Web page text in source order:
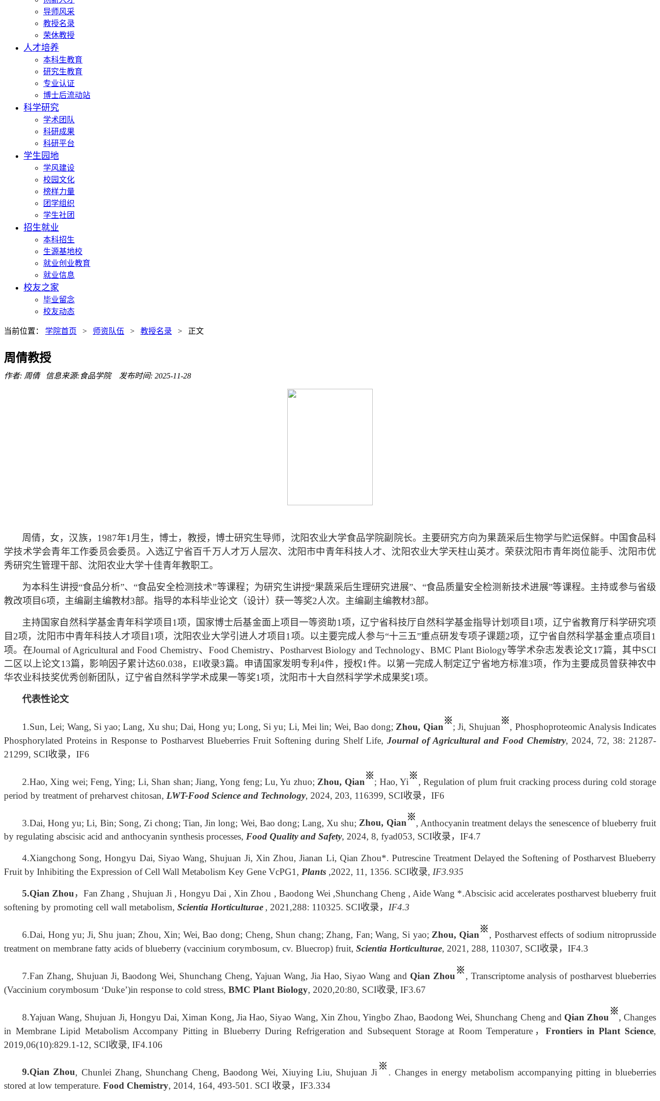
导师风采
教授名录
荣休教授
人才培养
本科生教育
研究生教育
专业认证
博士后流动站
科学研究
学术团队
科研成果
科研平台
学生园地
学风建设
校园文化
榜样力量
团学组织
学生社团
招生就业
本科招生
生源基地校
就业创业教育
就业信息
校友之家
毕业留念
校友动态
当前位置： 学院首页 > 师资队伍 > 教授名录 > 正文
周倩教授
作者: 周倩 信息来源:食品学院 发布时间: 2025-11-28
周倩，女，汉族，1987年1月生，博士，教授，博士研究生导师，沈阳农业大学食品学院副院长。主要研究方向为果蔬采后生物学与贮运保鲜。中国食品科
学技术学会青年工作委员会委员。入选辽宁省百千万人才万人层次、沈阳市中青年科技人才、沈阳农业大学天柱山英才。荣获沈阳市青年岗位能手、沈阳市优
秀研究生管理干部、沈阳农业大学十佳青年教职工。
为本科生讲授“食品分析”、“食品安全检测技术”等课程；为研究生讲授“果蔬采后生理研究进展”、“食品质量安全检测新技术进展”等课程。主持或参与省级
教改项目6项，主编副主编教材3部。指导的本科毕业论文（设计）获一等奖2人次。主编副主编教材3部。
主持国家自然科学基金青年科学项目1项，国家博士后基金面上项目一等资助1项，辽宁省科技厅自然科学基金指导计划项目1项，辽宁省教育厅科学研究项
目2项，沈阳市中青年科技人才项目1项，沈阳农业大学引进人才项目1项。以主要完成人参与“十三五”重点研发专项子课题2项，辽宁省自然科学基金重点项目1
项。在Journal of Agricultural and Food Chemistry、Food Chemistry、Postharvest Biology and Technology、BMC Plant Biology等学术杂志发表论文17篇，其中SCI
二区以上论文13篇，影响因子累计达60.038，EI收录3篇。申请国家发明专利4件，授权1件。以第一完成人制定辽宁省地方标准3项，作为主要成员曾获神农中
华农业科技奖优秀创新团队，辽宁省自然科学学术成果一等奖1项，沈阳市十大自然科学学术成果奖1项。
代表性论文
1.Sun, Lei; Wang, Si yao; Lang, Xu shu; Dai, Hong yu; Long, Si yu; Li, Mei lin; Wei, Bao dong; Zhou, Qian
※
; Ji, Shujuan
※
, Phosphoproteomic Analysis Indicates
Phosphorylated Proteins in Response to Postharvest Blueberries Fruit Softening during Shelf Life,Journal of Agricultural and Food Chemistry, 2024, 72, 38: 21287-
21299, SCI收录， IF6
2.Hao, Xing wei; Feng, Ying; Li, Shan shan; Jiang, Yong feng; Lu, Yu zhuo; Zhou, Qian
※
; Hao, Yi
※
, Regulation of plum fruit cracking process during cold storage
period by treatment of preharvest chitosan, LWT-Food Science and Technology, 2024, 203, 116399, SCI收录， IF6
3.Dai, Hong yu; Li, Bin; Song, Zi chong; Tian, Jin long; Wei, Bao dong; Lang, Xu shu; Zhou, Qian
※
, Anthocyanin treatment delays the senescence of blueberry fruit
by regulating abscisic acid and anthocyanin synthesis processes, Food Quality and Safety, 2024, 8, fyad053, SCI收录， IF4.7
4.Xiangchong Song, Hongyu Dai, Siyao Wang, Shujuan Ji, Xin Zhou, Jianan Li, Qian Zhou*. Putrescine Treatment Delayed the Softening of Postharvest Blueberry
Fruit by Inhibiting the Expression of Cell Wall Metabolism Key Gene VcPG1, Plants ,2022, 11, 1356. SCI收录, IF3.935
5.Qian Zhou，Fan Zhang , Shujuan Ji , Hongyu Dai , Xin Zhou , Baodong Wei ,Shunchang Cheng , Aide Wang *.Abscisic acid accelerates postharvest blueberry fruit
softening by promoting cell wall metabolism, Scientia Horticulturae , 2021,288: 110325. SCI收录， IF4.3
6.Dai, Hong yu; Ji, Shu juan; Zhou, Xin; Wei, Bao dong; Cheng, Shun chang; Zhang, Fan; Wang, Si yao; Zhou, Qian
※
, Postharvest effects of sodium nitroprusside
treatment on membrane fatty acids of blueberry (vaccinium corymbosum, cv. Bluecrop) fruit, Scientia Horticulturae, 2021, 288, 110307, SCI收录， IF4.3
7.Fan Zhang, Shujuan Ji, Baodong Wei, Shunchang Cheng, Yajuan Wang, Jia Hao, Siyao Wang and Qian Zhou
※
, Transcriptome analysis of postharvest blueberries
(Vaccinium corymbosum ‘Duke’)in response to cold stress, BMC Plant Biology, 2020,20:80, SCI收录, IF3.67
8.Yajuan Wang, Shujuan Ji, Hongyu Dai, Ximan Kong, Jia Hao, Siyao Wang, Xin Zhou, Yingbo Zhao, Baodong Wei, Shunchang Cheng and Qian Zhou
※
, Changes
in Membrane Lipid Metabolism Accompany Pitting in Blueberry During Refrigeration and Subsequent Storage at Room Temperature，Frontiers in Plant Science,
2019,06(10):829.1-12, SCI收录, IF4.106
9.Qian Zhou, Chunlei Zhang, Shunchang Cheng, Baodong Wei, Xiuying Liu, Shujuan Ji
※
. Changes in energy metabolism accompanying pitting in blueberries
stored at low temperature. Food Chemistry, 2014, 164, 493-501. SCI 收录， IF3.334